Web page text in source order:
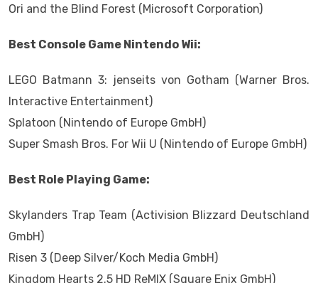
Ori and the Blind Forest (Microsoft Corporation)
Best Console Game Nintendo Wii:
LEGO Batmann 3: jenseits von Gotham (Warner Bros.
Interactive Entertainment)
Splatoon (Nintendo of Europe GmbH)
Super Smash Bros. For Wii U (Nintendo of Europe GmbH)
Best Role Playing Game:
Skylanders Trap Team (Activision Blizzard Deutschland
GmbH)
Risen 3 (Deep Silver/Koch Media GmbH)
Kingdom Hearts 2.5 HD ReMIX (Square Enix GmbH)